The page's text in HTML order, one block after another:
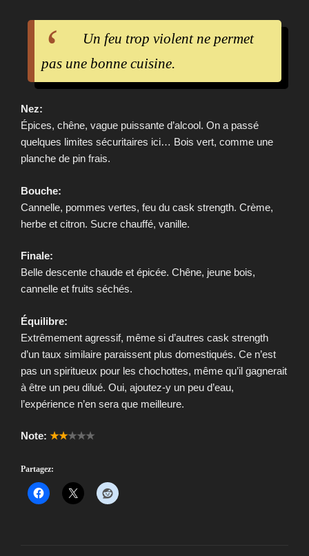
Un feu trop violent ne permet
pas une bonne cuisine.
Nez:
Épices, chêne, vague puissante d’alcool. On a passé
quelques limites sécuritaires ici… Bois vert, comme une
planche de pin frais.
Bouche:
Cannelle, pommes vertes, feu du cask strength. Crème,
herbe et citron. Sucre chauffé, vanille.
Finale:
Belle descente chaude et épicée. Chêne, jeune bois,
cannelle et fruits séchés.
Équilibre:
Extrêmement agressif, même si d’autres cask strength
d’un taux similaire paraissent plus domestiqués. Ce n’est
pas un spiritueux pour les chochottes, même qu’il gagnerait
à être un peu dilué. Oui, ajoutez-y un peu d’eau,
l’expérience n’en sera que meilleure.
Note: ★★★★★
Partagez: